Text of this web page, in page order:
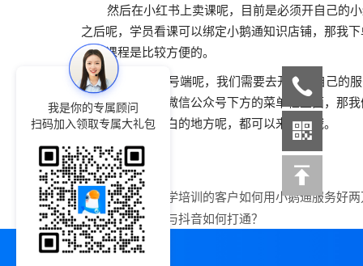
然后在小红书上卖课呢，目前是必须开自己的小
之后呢，学员看课可以绑定小鹅通知识店铺，那我
观看课程是比较方便的。
在微信公众号端呢，我们需要去开一个自己的服
链接，放到这个微信公众号下方的菜单栏里面，那
话，有任何不明白的地方呢，都可以来找我哦。
上一篇：做心理学培训的客户如何用小鹅通服务好
下一篇：小鹅通与抖音如何打通？
我是你的专属顾问
扫码加入领取专属大礼包